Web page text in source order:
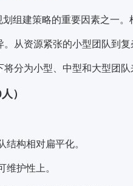
组建策略的重要因素之一
从资源紧张的小型团队到 复
分为小型、中型和大型团队
）
结构相对扁平化。
维护性 上。